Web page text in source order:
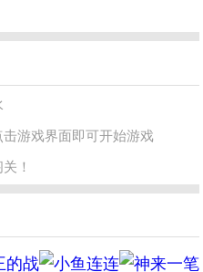
游戏界面即可开始游戏
！